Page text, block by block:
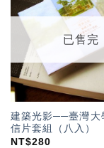
已售完
建築光影──臺灣大
信片套組（八入）
NT$280